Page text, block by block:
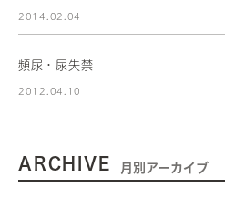
2014.02.04
頻尿・尿失禁
2012.04.10
ARCHIVE 月別アーカイブ